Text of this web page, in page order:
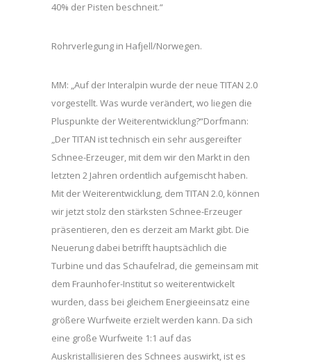
40% der Pisten beschneit.“
Rohrverlegung in Hafjell/Norwegen.
MM: „Auf der Interalpin wurde der neue TITAN 2.0
vorgestellt. Was wurde verändert, wo liegen die
Pluspunkte der Weiterentwicklung?“Dorfmann:
„Der TITAN ist technisch ein sehr ausgereifter
Schnee-Erzeuger, mit dem wir den Markt in den
letzten 2 Jahren ordentlich aufgemischt haben.
Mit der Weiterentwicklung, dem TITAN 2.0, können
wir jetzt stolz den stärksten Schnee-Erzeuger
präsentieren, den es derzeit am Markt gibt. Die
Neuerung dabei betrifft hauptsächlich die
Turbine und das Schaufelrad, die gemeinsam mit
dem Fraunhofer-Institut so weiterentwickelt
wurden, dass bei gleichem Energieeinsatz eine
größere Wurfweite erzielt werden kann. Da sich
eine große Wurfweite 1:1 auf das
Auskristallisieren des Schnees auswirkt, ist es